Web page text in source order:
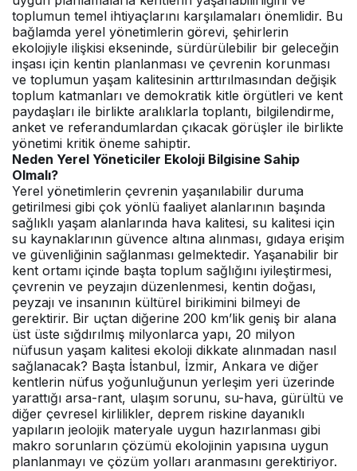
toplumun temel ihtiyaçlarını karşılamaları önemlidir. Bu
bağlamda yerel yönetimlerin görevi, şehirlerin
ekolojiyle ilişkisi ekseninde, sürdürülebilir bir geleceğin
inşası için kentin planlanması ve çevrenin korunması
ve toplumun yaşam kalitesinin arttırılmasından değişik
toplum katmanları ve demokratik kitle örgütleri ve kent
paydaşları ile birlikte aralıklarla toplantı, bilgilendirme,
anket ve referandumlardan çıkacak görüşler ile birlikte
yönetimi kritik öneme sahiptir.
Neden Yerel Yöneticiler Ekoloji Bilgisine Sahip
Olmalı?
Yerel yönetimlerin çevrenin yaşanılabilir duruma
getirilmesi gibi çok yönlü faaliyet alanlarının başında
sağlıklı yaşam alanlarında hava kalitesi, su kalitesi için
su kaynaklarının güvence altına alınması, gıdaya erişim
ve güvenliğinin sağlanması gelmektedir. Yaşanabilir bir
kent ortamı içinde başta toplum sağlığını iyileştirmesi,
çevrenin ve peyzajın düzenlenmesi, kentin doğası,
peyzajı ve insanının kültürel birikimini bilmeyi de
gerektirir. Bir uçtan diğerine 200 km’lik geniş bir alana
üst üste sığdırılmış milyonlarca yapı, 20 milyon
nüfusun yaşam kalitesi ekoloji dikkate alınmadan nasıl
sağlanacak? Başta İstanbul, İzmir, Ankara ve diğer
kentlerin nüfus yoğunluğunun yerleşim yeri üzerinde
yarattığı arsa-rant, ulaşım sorunu, su-hava, gürültü ve
diğer çevresel kirlilikler, deprem riskine dayanıklı
yapıların jeolojik materyale uygun hazırlanması gibi
makro sorunların çözümü ekolojinin yapısına uygun
planlanmayı ve çözüm yolları aranmasını gerektiriyor.